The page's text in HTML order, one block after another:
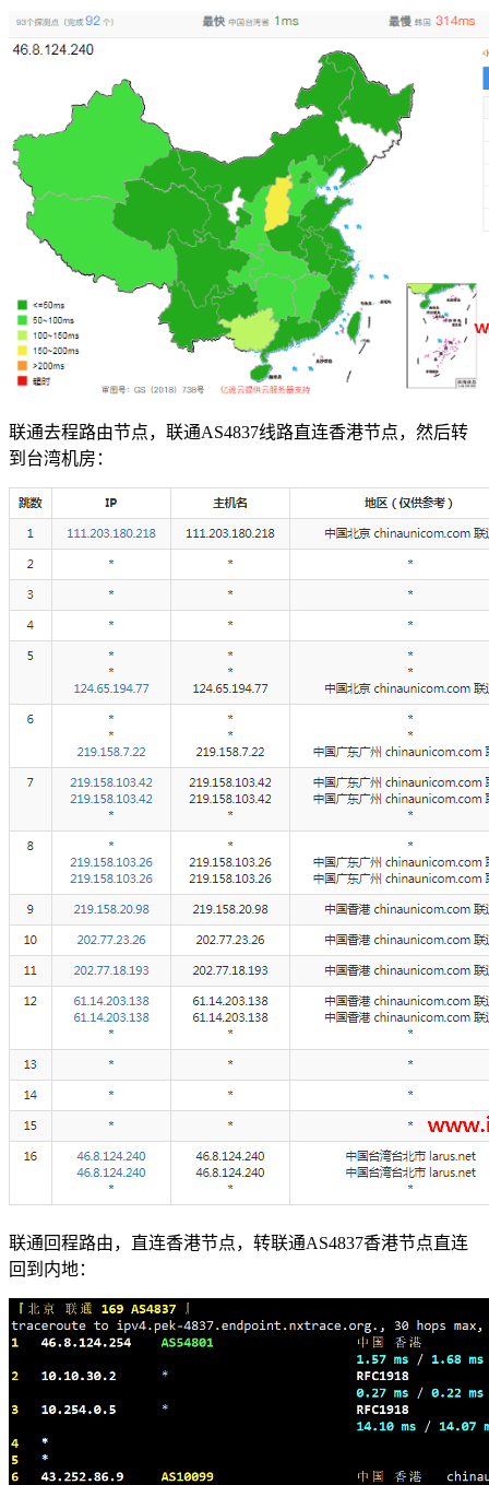
联通去程路由节点，联通AS4837线路直连香港节点，然后转
到台湾机房：
联通回程路由，直连香港节点，转联通AS4837香港节点直连
回到内地：